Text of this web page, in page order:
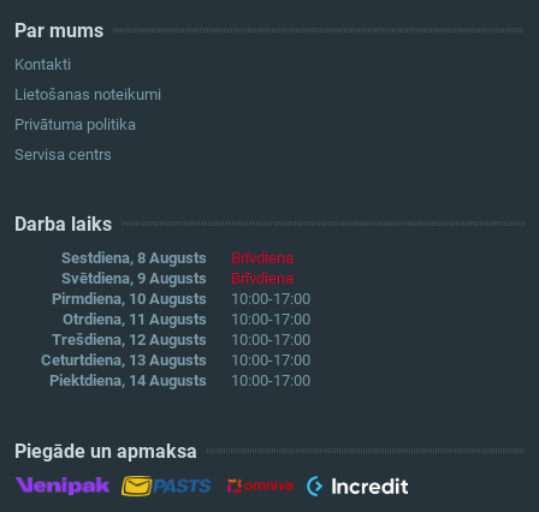
Par mums
Kontakti
Lietošanas noteikumi
Privātuma politika
Servisa centrs
Darba laiks
Sestdiena, 8 Augusts
Brīvdiena
Svētdiena, 9 Augusts
Brīvdiena
Pirmdiena, 10 Augusts
10:00-17:00
Otrdiena, 11 Augusts
10:00-17:00
Trešdiena, 12 Augusts
10:00-17:00
Ceturtdiena, 13 Augusts
10:00-17:00
Piektdiena, 14 Augusts
10:00-17:00
Piegāde un apmaksa